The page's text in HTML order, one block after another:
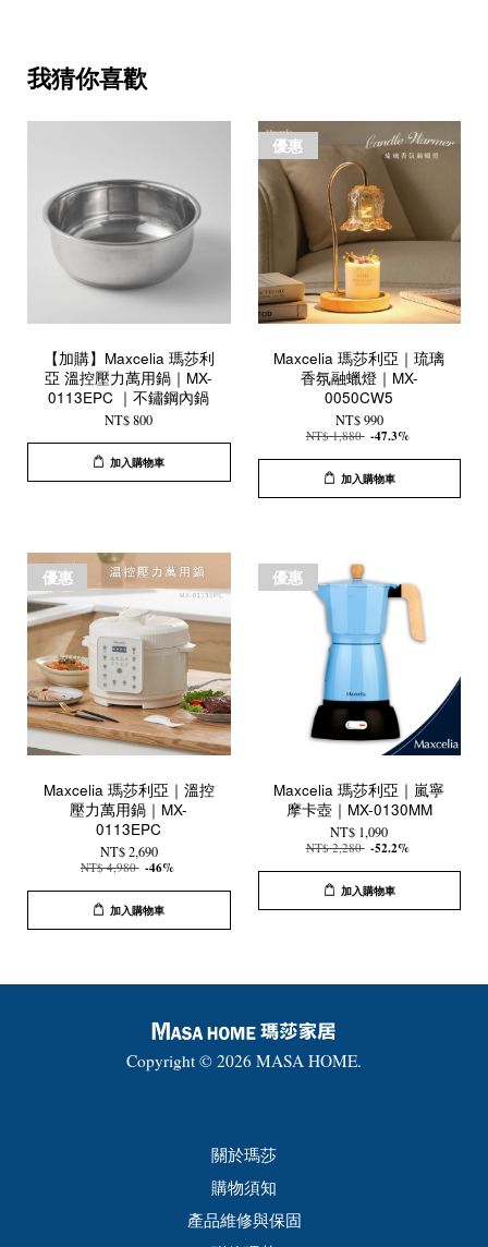
我猜你喜歡
【加購】Maxcelia 瑪莎利
亞 溫控壓力萬用鍋｜MX-
0113EPC ｜不鏽鋼內鍋
NT$ 800
加入購物車
優惠
Maxcelia 瑪莎利亞｜琉璃
香氛融蠟燈｜MX-
0050CW5
NT$ 990
NT$ 1,880 -47.3%
加入購物車
優惠
Maxcelia 瑪莎利亞｜溫控
壓力萬用鍋｜MX-
0113EPC
NT$ 2,690
NT$ 4,980 -46%
加入購物車
優惠
Maxcelia 瑪莎利亞｜嵐寧
摩卡壺｜MX-0130MM
NT$ 1,090
NT$ 2,280 -52.2%
加入購物車
Copyright © 2026 MASA HOME.
關於瑪莎
購物須知
產品維修與保固